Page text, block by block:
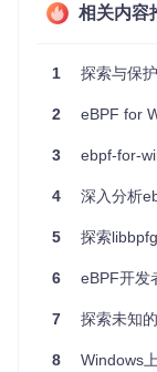
安全漏洞。
软件开发流程
4、项目特点
灵活性 ：用户
安全性：通过
易于集成：与
社区活跃：项
相关内容
1 探索与保
2 eBPF for
3 ebpf-for-
4 深入分析
5 探索
6 eBPF开发
7 探索未知
8 Windows上